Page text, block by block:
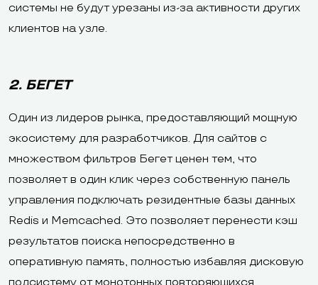
системы не будут урезаны из-за активности других
клиентов на узле.
2. БЕГЕТ
Один из лидеров рынка, предоставляющий мощную
экосистему для разработчиков. Для сайтов с
множеством фильтров Бегет ценен тем, что
позволяет в один клик через собственную панель
управления подключать резидентные базы данных
Redis и Memcached. Это позволяет перенести кэш
результатов поиска непосредственно в
оперативную память, полностью избавляя дисковую
подсистему от монотонных повторяющихся